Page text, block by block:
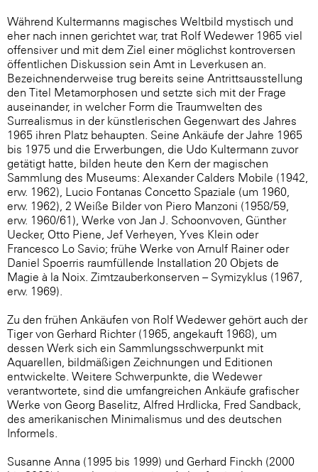
Während Kultermanns magisches Weltbild mystisch und
eher nach innen gerichtet war, trat Rolf Wedewer 1965 viel
offensiver und mit dem Ziel einer möglichst kontroversen
öffentlichen Diskussion sein Amt in Leverkusen an.
Bezeichnenderweise trug bereits seine Antrittsausstellung
den Titel Metamorphosen und setzte sich mit der Frage
auseinander, in welcher Form die Traumwelten des
Surrealismus in der künstlerischen Gegenwart des Jahres
1965 ihren Platz behaupten. Seine Ankäufe der Jahre 1965
bis 1975 und die Erwerbungen, die Udo Kultermann zuvor
getätigt hatte, bilden heute den Kern der magischen
Sammlung des Museums: Alexander Calders Mobile (1942,
erw. 1962), Lucio Fontanas Concetto Spaziale (um 1960,
erw. 1962), 2 Weiße Bilder von Piero Manzoni (1958/59,
erw. 1960/61), Werke von Jan J. Schoonvoven, Günther
Uecker, Otto Piene, Jef Verheyen, Yves Klein oder
Francesco Lo Savio; frühe Werke von Arnulf Rainer oder
Daniel Spoerris raumfüllende Installation 20 Objets de
Magie à la Noix. Zimtzauberkonserven – Symizyklus (1967,
erw. 1969).
Zu den frühen Ankäufen von Rolf Wedewer gehört auch der
Tiger von Gerhard Richter (1965, angekauft 1968), um
dessen Werk sich ein Sammlungsschwerpunkt mit
Aquarellen, bildmäßigen Zeichnungen und Editionen
entwickelte. Weitere Schwerpunkte, die Wedewer
verantwortete, sind die umfangreichen Ankäufe grafischer
Werke von Georg Baselitz, Alfred Hrdlicka, Fred Sandback,
des amerikanischen Minimalismus und des deutschen
Informels.
Susanne Anna (1995 bis 1999) und Gerhard Finckh (2000